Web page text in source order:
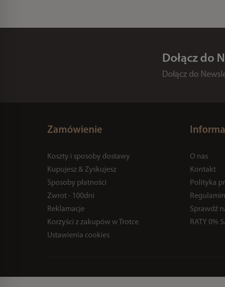
Dołącz do
Dołącz do
Zamówienie
Koszty i sposoby dostawy
Kupujesz & Zyskujesz
Sposoby płatności
Zwrot - 100dni
Reklamacje
Korzyści z zakupów w Trotce
Ustawienia cookies
O nas
Kontakt
Polityka
Regulamin
Sprawdź
RATY 0%